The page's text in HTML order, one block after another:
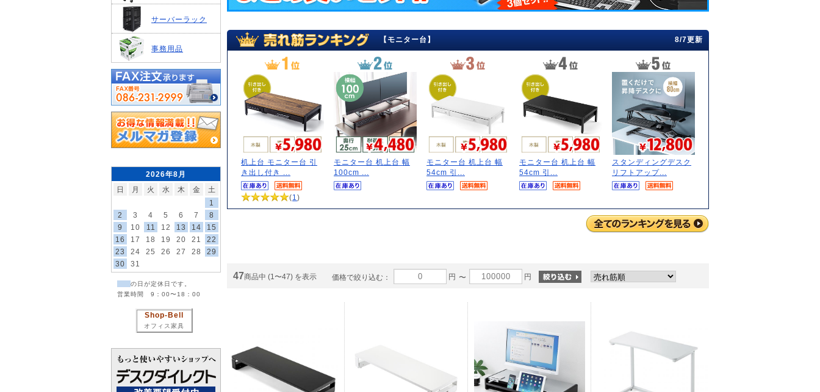
サーバーラック
事務用品
2026年8月
日
月 火 水 木 金
土
1
2
3 4 5 6 7
8
9
10 11 12 13 14
15
16
17 18 19 20 21
22
23
24 25 26 27 28
29
30
31
の日が定休日です。
営業時間 9：00〜18：00
Shop-Bell
オフィス家具
【モニター台】 8/7更新
机上台 モニター台 引
き出し付き ...
(1 )
モニター台 机上台 幅
100cm ...
モニター台 机上台 幅
54cm 引...
モニター台 机上台 幅
54cm 引...
スタンディングデスク
リフトアップ...
47商品中 (1〜47) を表示 価格で絞り込む： 円 〜 円